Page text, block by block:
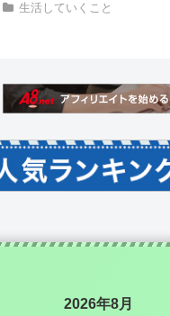
生活していくこと
2026年8月